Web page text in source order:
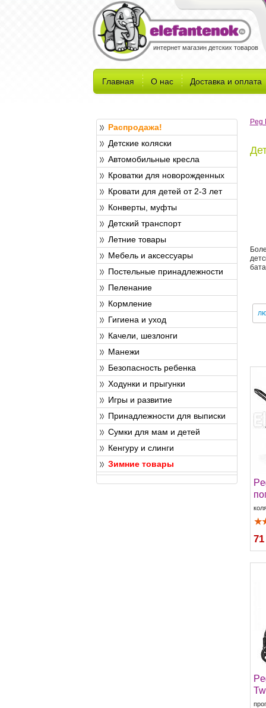
интернет магазин детских товаров
Главная О нас Доставка и оплата
Распродажа!
Детские коляски
Автомобильные кресла
Кроватки для новорожденных
Кровати для детей от 2-3 лет
Конверты, муфты
Детский транспорт
Летние товары
Мебель и аксессуары
Постельные принадлежности
Пеленание
Кормление
Гигиена и уход
Качели, шезлонги
Манежи
Безопасность ребенка
Ходунки и прыгунки
Игры и развитие
Принадлежности для выписки
Сумки для мам и детей
Кенгуру и слинги
Зимние товары
Peg